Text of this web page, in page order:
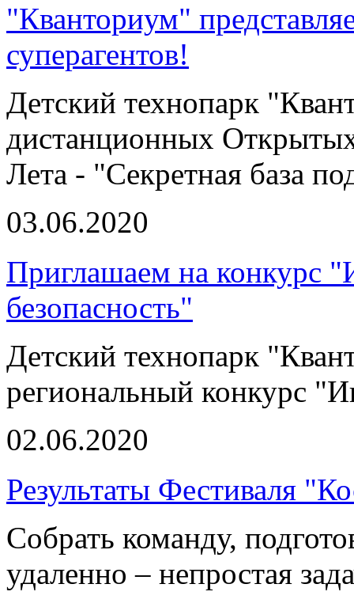
"Кванториум"
суперагентов!
Детский технопарк
дистанционных
Лета - "Секретная база
03.06.2020
Приглашаем на конкурс
безопасность"
Детский технопарк
региональный конкурс
02.06.2020
Результаты Фестиваля
Собрать команду,
удаленно – непростая